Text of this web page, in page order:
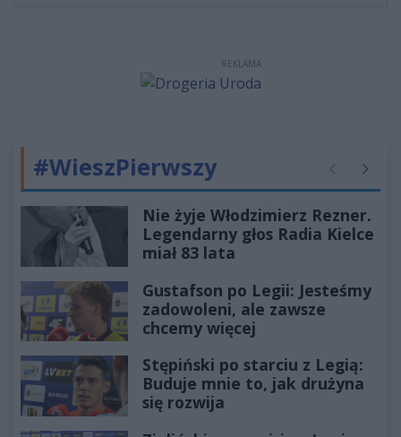
REKLAMA
#WieszPierwszy Poprzednie
Nie żyje Włodzimierz Rezner.
Legendarny głos Radia Kielce
miał 83 lata
Gustafson po Legii: Jesteśmy
zadowoleni, ale zawsze
chcemy więcej
Stępiński po starciu z Legią:
Buduje mnie to, jak drużyna
się rozwija